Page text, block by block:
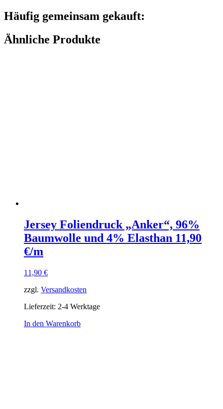
Häufig gemeinsam gekauft:
Ähnliche Produkte
Jersey Foliendruck „Anker“, 96%
Baumwolle und 4% Elasthan 11,90
€/m
11,90 €
zzgl. Versandkosten
Lieferzeit: 2-4 Werktage
In den Warenkorb